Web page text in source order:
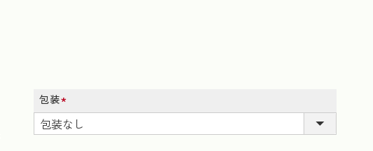
包装
(必
須)